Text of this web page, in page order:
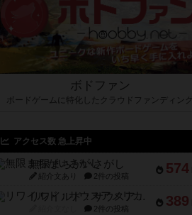
ボドファン
ボードゲームに特化したクラウドファンディング
アクセス数 急上昇中
574
無限まちがいさがし
紹介文あり 2件の投稿
389
リワイルド：サウスアメリカ
2件の投稿